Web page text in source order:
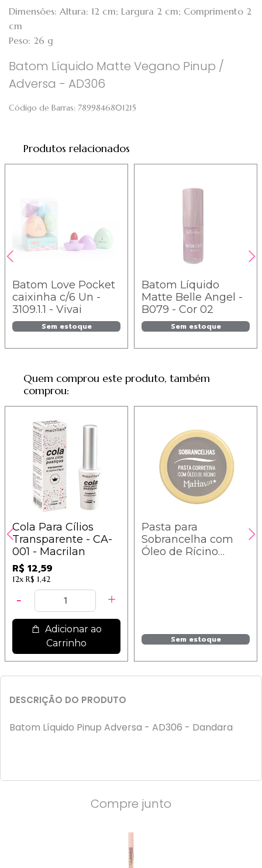
Dimensões: Altura: 12 cm; Largura 2 cm; Comprimento 2
cm
Peso: 26 g
Batom Líquido Matte Vegano Pinup /
Adversa - AD306
Código de Barras: 7899846801215
Produtos relacionados
Batom Love Pocket
caixinha c/6 Un -
3109.1.1 - Vivai
Sem estoque
Batom Líquido
Matte Belle Angel -
B079 - Cor 02
Sem estoque
Quem comprou este produto, também
comprou:
Cola Para Cílios
Transparente - CA-
001 - Macrilan
R$ 12,59
12x R$ 1,42
Adicionar ao
Carrinho
Pasta para
Sobrancelha com
Óleo de Rícino
Sem estoque
DESCRIÇÃO DO PRODUTO
Batom Líquido Pinup Adversa - AD306 - Dandara
Compre junto